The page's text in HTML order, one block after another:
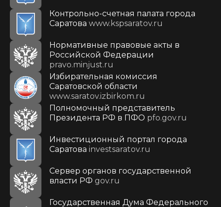
Контрольно-счетная палата города
Саратова www.kspsaratov.ru
Нормативные правовые акты в
Российской Федерации
pravo.minjust.ru
Избирательная комиссия
Саратовской области
www.saratov.izbirkom.ru
Полномочный представитель
Президента РФ в ПФО pfo.gov.ru
Инвестиционный портал города
Саратова investsaratov.ru
Сервер органов государственной
власти РФ gov.ru
Государственная Дума Федерального